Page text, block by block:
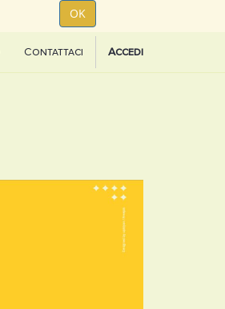
OK
Contattaci Accedi